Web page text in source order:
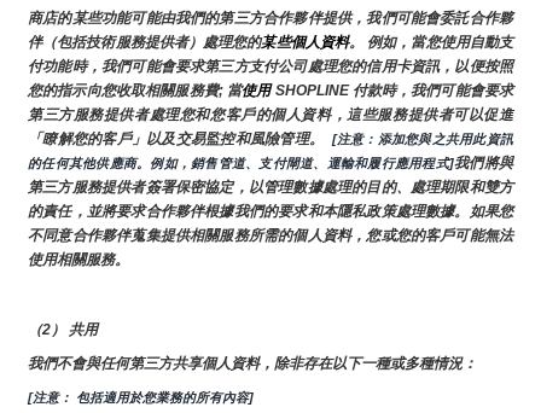
商店的某些功能可能由我們的第三方合作夥伴提供，我們可能會委託合作夥
伴（包括技術服務提供者）處理您的某些個人資料。 例如，當您使用自動支
付功能時，我們可能會要求第三方支付公司處理您的信用卡資訊，以便按照
您的指示向您收取相關服務費; 當使用 SHOPLINE 付款時，我們可能會要求
第三方服務提供者處理您和您客戶的個人資料，這些服務提供者可以促進
「瞭解您的客戶」以及交易監控和風險管理。
[注意：添加您與之共用此資訊
的任何其他供應商。例如，銷售管道、支付閘道、運輸和履行應用程式]我們將與
第三方服務提供者簽署保密協定，以管理數據處理的目的、處理期限和雙方
的責任，並將要求合作夥伴根據我們的要求和本隱私政策處理數據。如果您
不同意合作夥伴蒐集提供相關服務所需的個人資料，您或您的客戶可能無法
使用相關服務。
（2） 共用
我們不會與任何第三方共享個人資料，除非存在以下一種或多種情況：
[注意： 包括適用於您業務的所有內容]